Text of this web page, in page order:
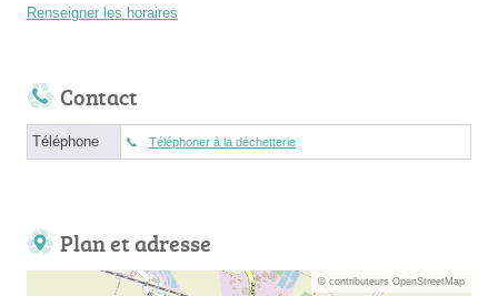
Renseigner les horaires
Contact
Téléphone Téléphoner à la déchetterie
Plan et adresse
© contributeurs OpenStreetMap